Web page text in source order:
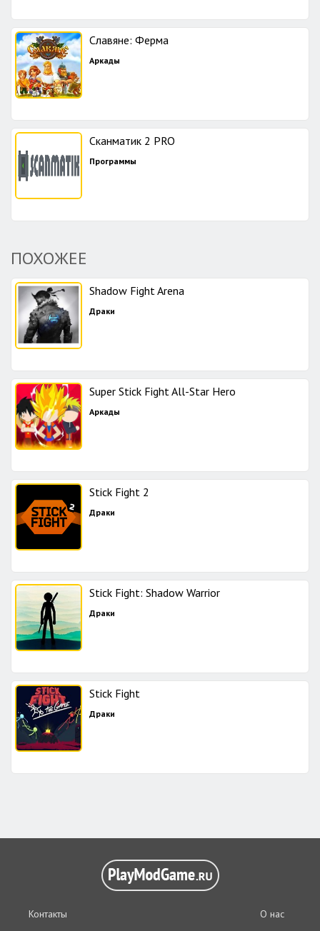
Славяне: Ферма
Аркады
Сканматик 2 PRO
Программы
ПОХОЖЕЕ
Shadow Fight Arena
Драки
Super Stick Fight All-Star Hero
Аркады
Stick Fight 2
Драки
Stick Fight: Shadow Warrior
Драки
Stick Fight
Драки
Контакты О нас